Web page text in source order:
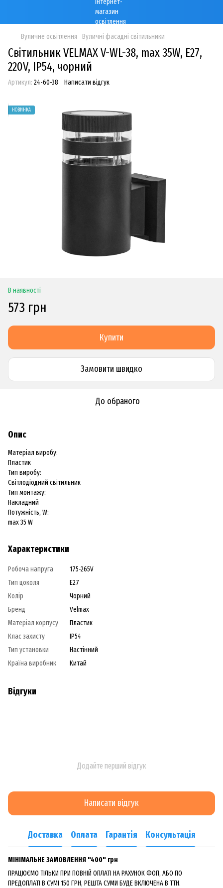
Вуличне освітлення Вуличні фасадні світильники
Світильник VELMAX V-WL-38, max 35W, E27,
220V, IP54, чорний
Артикул: 24-60-38 Написати відгук
НОВИНКА
В наявності
573 грн
Купити
Замовити швидко
До обраного
Опис
Матеріал виробу:
Пластик
Тип виробу:
Світлодіодний світильник
Тип монтажу:
Накладний
Потужність, W:
max 35 W
Характеристики
Робоча напруга
175-265V
Тип цоколя
E27
Колір
Чорний
Бренд
Velmax
Матеріал корпусу
Пластик
Клас захисту
IP54
Тип установки
Настінний
Країна виробник
Китай
Відгуки
Додайте перший відгук
Написати відгук
Доставка Оплата Гарантія Консультація
МІНІМАЛЬНЕ ЗАМОВЛЕННЯ "400" грн
ПРАЦЮЄМО ТІЛЬКИ ПРИ ПОВНІЙ ОПЛАТІ НА РАХУНОК ФОП, АБО ПО
ПРЕДОПЛАТІ В СУМІ 150 ГРН, РЕШТА СУМИ БУДЕ ВКЛЮЧЕНА В ТТН.